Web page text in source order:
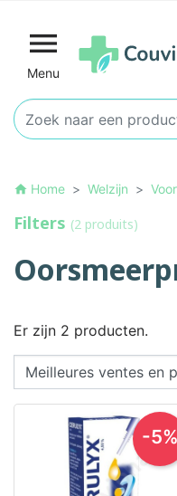

Menu
home Home Welzijn
Filters (2 produits)
Er zijn 2 producten.
-5%